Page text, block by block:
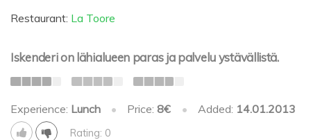
Restaurant: La Toore
Iskenderi on lähialueen paras ja palvelu ystävällistä.
Experience: Lunch • Price:8€ • Added: 14.01.2013
Rating: 0